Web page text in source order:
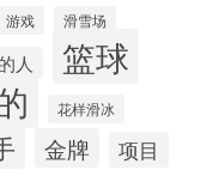
游戏 滑雪场
的人 篮球
花样滑冰
金牌 项目